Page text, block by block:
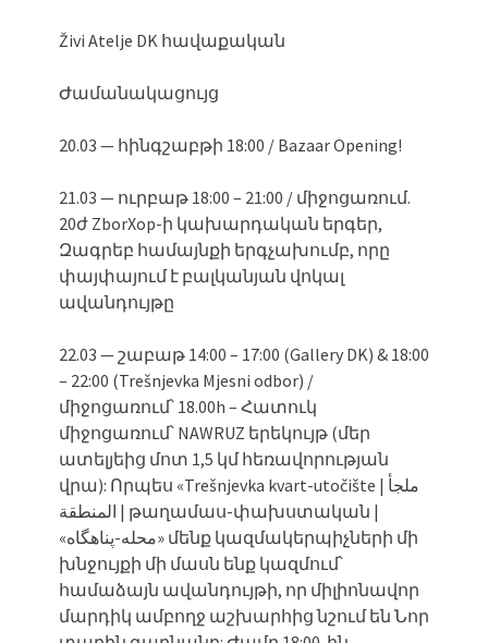
Živi Atelje DK հավաքական
Ժամանակացույց
20.03 — հինգշաբթի 18:00 / Bazaar Opening!
21.03 — ուրբաթ 18:00 – 21:00 / միջոցառում.
20ժ ZborXop-ի կախարդական երգեր,
Զագրեբ համայնքի երգչախումբ, որը
փայփայում է բալկանյան վոկալ
ավանդույթը
22.03 — շաբաթ 14:00 – 17:00 (Gallery DK) & 18:00
– 22:00 (Trešnjevka Mjesni odbor) /
միջոցառում՝ 18.00h – Հատուկ
միջոցառում՝ NAWRUZ երեկույթ (մեր
ատելյեից մոտ 1,5 կմ հեռավորության
վրա): Որպես «Trešnjevka kvart-utočište | ملجأ
المنطقة | թաղամաս-փախստական ​​|
«محله-پناهگاه» մենք կազմակերպիչների մի
խնջույքի մի մասն ենք կազմում՝
համաձայն ավանդույթի, որ միլիոնավոր
մարդիկ ամբողջ աշխարհից նշում են Նոր